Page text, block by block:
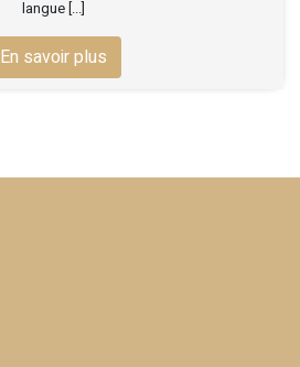
langue [...]
En savoir plus